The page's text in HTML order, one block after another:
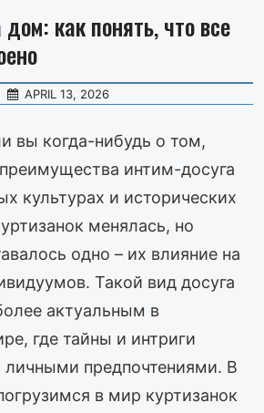
как понять, что все
APRIL 13, 2026
вы когда-нибудь о том,
интим-досуга
культурах и исторических
менялась, но
одно – их влияние на
Такой вид досуга
актуальным в
где тайны и интриги
предпочтениями. В
в мир куртизанок